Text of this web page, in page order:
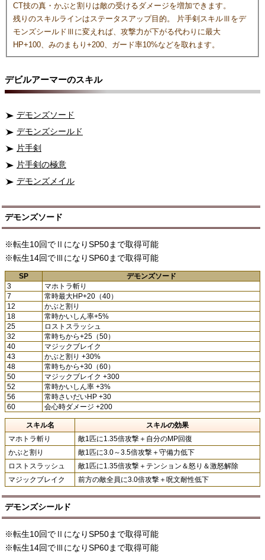
CT技の真・かぶと割りは敵の受けるダメージを増加できます。
残りのスキルラインはステータスアップ目的。 片手剣スキルⅢをデ
モンズシールドⅢに変えれば、攻撃力が下がる代わりに最大
HP+100、みのまもり+200、ガード率10%などを取れます。
デビルアーマーのスキル
デモンズソード
デモンズシールド
片手剣
片手剣の極意
デモンズメイル
デモンズソード
※転生10回でⅡになりSP50まで取得可能
※転生14回でⅢになりSP60まで取得可能
SP
デモンズソード
3
マホトラ斬り
7
常時最大HP+20（40）
12
かぶと割り
18
常時かいしん率+5%
25
ロストスラッシュ
32
常時ちから+25（50）
40
マジックブレイク
43
かぶと割り +30%
48
常時ちから+30（60）
50
マジックブレイク +300
52
常時かいしん率 +3%
56
常時さいだいHP +30
60
会心時ダメージ +200
スキル名
スキルの効果
マホトラ斬り
敵1匹に1.35倍攻撃＋自分のMP回復
かぶと割り
敵1匹に3.0～3.5倍攻撃＋守備力低下
ロストスラッシュ
敵1匹に1.35倍攻撃＋テンション＆怒り＆激怒解除
マジックブレイク
前方の敵全員に3.0倍攻撃＋呪文耐性低下
デモンズシールド
※転生10回でⅡになりSP50まで取得可能
※転生14回でⅢになりSP60まで取得可能